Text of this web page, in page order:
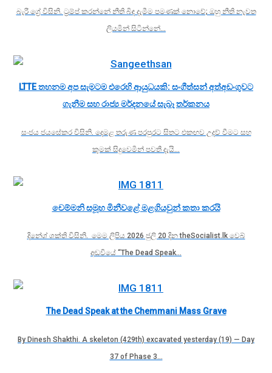
බැරී ග්‍රේ විසිනි. ට්‍රම්ප් කරන්නේ නීති බිඳ දැමීම පමණක් නොවේ; ඔහු නීති නැවත
ලියමින් සිටින්නේ…
LTTE තහනම අප සැමටම එරෙහි ආයුධයකි: සංගීත්සන් අත්අඩංගුවට
ගැනීම සහ රාජ්‍ය මර්දනයේ සැබෑ තර්කනය
සංජය ජයසේකර විසිනි. දෙමළ තරුණ පරපුරට සිතට එකඟව උදව් වීමට සහ
කුමක් සිදුවෙමින් පවතී දැයි…
චෙම්මනි සමූහ මිනීවළේ මළගියවුන් කතා කරයි
දිනේශ් ශක්ති විසිනි. මෙම ලිපිය 2026 ජුලි 20 දින theSocialist.lk වෙබ්
අඩවියේ “The Dead Speak…
The Dead Speak at the Chemmani Mass Grave
By Dinesh Shakthi. A skeleton (429th) excavated yesterday (19) — Day
37 of Phase 3…